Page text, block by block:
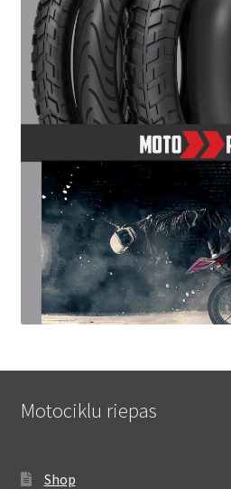
Motociklu riepas
Shop